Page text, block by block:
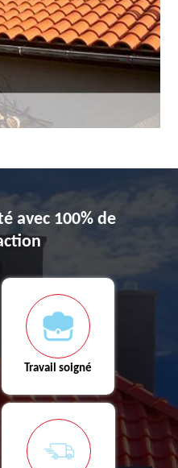
avec 100% de
Travail soigné